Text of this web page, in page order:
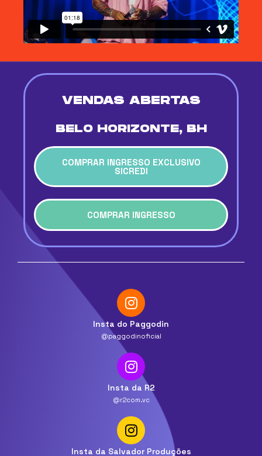
VENDAS ABERTAS
BELO HORIZONTE, BH
COMPRAR INGRESSO EXCLUSIVO
SICREDI
COMPRAR INGRESSO
Insta do Paggodin
@paggodinoficial
Insta da R2
@r2com.vc
Insta da Salvador Produções